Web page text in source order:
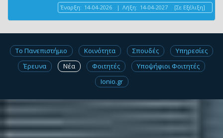
Έναρξη: 14-04-2026 | Λήξη: 14-04-2027 [Σε Εξέλιξη]
Το Πανεπιστήμιο Κοινότητα Σπουδές
Υπηρεσίες
Έρευνα
Νέα Φοιτητές
Υποψήφιοι Φοιτητές
Ionio.gr